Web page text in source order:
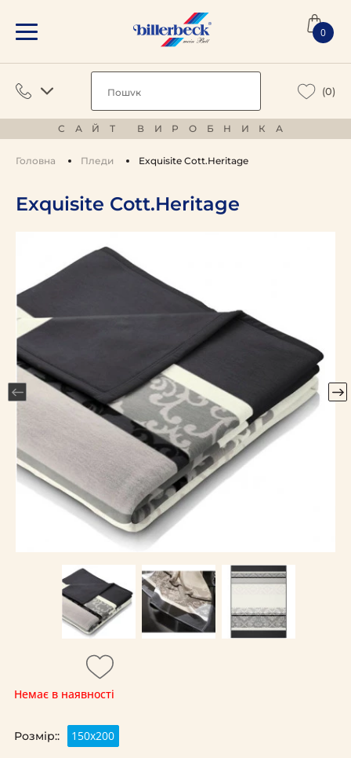
0
(0)
САЙТ ВИРОБНИКА
Головна Пледи Exquisite Cott.Heritage
Exquisite Cott.Heritage
Немає в наявності
Розмір:: 150х200